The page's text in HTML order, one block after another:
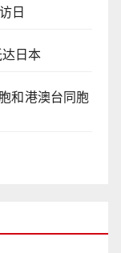
日
日本
和港澳台同胞